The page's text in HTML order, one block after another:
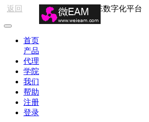
返回 HSE数字化平台
首页
产品
代理
学院
我们
帮助
注册
登录